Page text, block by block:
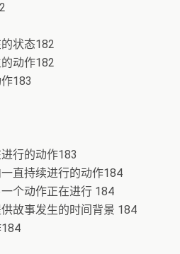
状态182
动作182
183
行的动作183
直持续进行的动作184
个动作正在进行 184
故事发生的时间背景 184